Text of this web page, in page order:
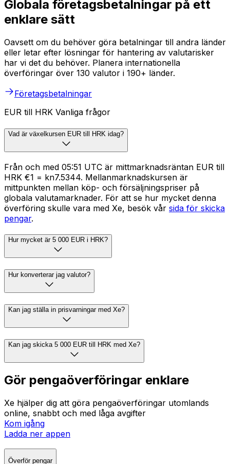
Globala företagsbetalningar på ett
enklare sätt
Oavsett om du behöver göra betalningar till andra länder
eller letar efter lösningar för hantering av valutarisker
har vi det du behöver. Planera internationella
överföringar över 130 valutor i 190+ länder.
Företagsbetalningar
EUR till HRK Vanliga frågor
Vad är växelkursen EUR till HRK idag?
Från och med 05:51 UTC är mittmarknadsräntan EUR till
HRK €1 = kn7.5344. Mellanmarknadskursen är
mittpunkten mellan köp- och försäljningspriser på
globala valutamarknader. För att se hur mycket denna
överföring skulle vara med Xe, besök vår sida för skicka
pengar.
Hur mycket är 5 000 EUR i HRK?
Hur konverterar jag valutor?
Kan jag ställa in prisvarningar med Xe?
Kan jag skicka 5 000 EUR till HRK med Xe?
Gör pengaöverföringar enklare
Xe hjälper dig att göra pengaöverföringar utomlands
online, snabbt och med låga avgifter
Kom igång
Ladda ner appen
Överför pengar